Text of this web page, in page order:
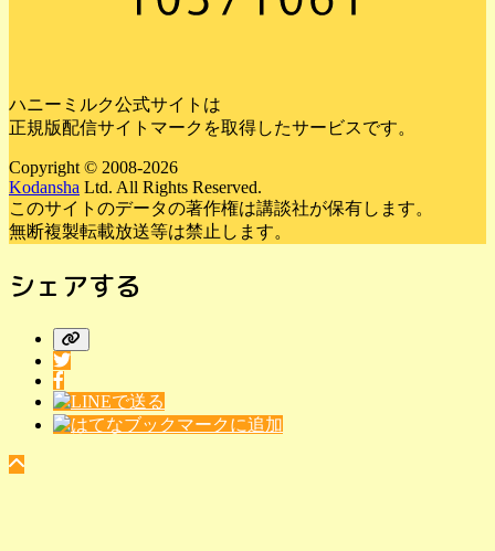
ハニーミルク公式サイトは
正規版配信サイトマークを取得したサービスです。
Copyright © 2008-2026
Kodansha Ltd. All Rights Reserved.
このサイトのデータの著作権は講談社が保有します。
無断複製転載放送等は禁止します。
シェアする